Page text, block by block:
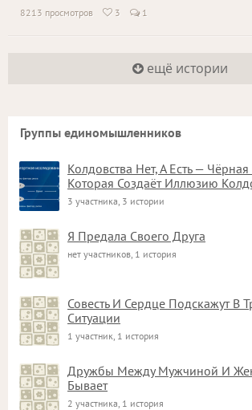
8213 просмотров  3 1
ещё истории
Группы единомышленников
Колдовства Нет, А Есть —
Которая Создаёт Иллюзию
3 участника, 3 истории
Я Предала Своего Друга
нет участников, 1 история
Совесть И Сердце Подскажут В
Ситуации
1 участник, 1 история
Дружбы Между Мужчиной И
Бывает
2 участника, 1 история